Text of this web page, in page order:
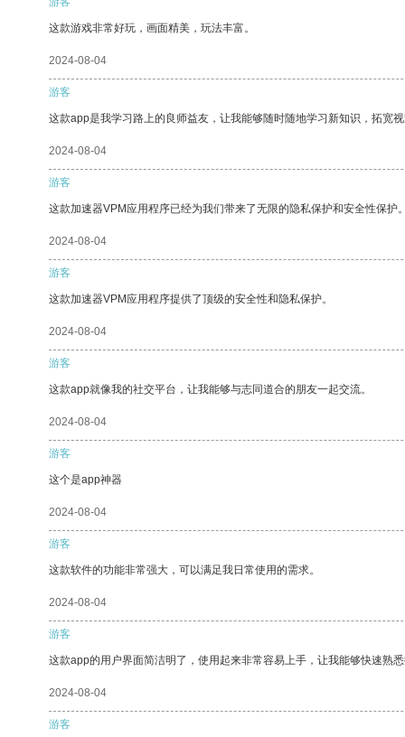
这款游戏非常好玩，画面精美，玩法丰富。
2024-08-04
游客
这款app是我学习路上的良师益友，让我能够随时随地学习新知识，拓宽
2024-08-04
游客
这款加速器VPM应用程序已经为我们带来了无限的隐私保护和安全性保护
2024-08-04
游客
这款加速器VPM应用程序提供了顶级的安全性和隐私保护。
2024-08-04
游客
这款app就像我的社交平台，让我能够与志同道合的朋友一起交流。
2024-08-04
游客
这个是app神器
2024-08-04
游客
这款软件的功能非常强大，可以满足我日常使用的需求。
2024-08-04
游客
这款app的用户界面简洁明了，使用起来非常容易上手，让我能够快速熟
2024-08-04
游客